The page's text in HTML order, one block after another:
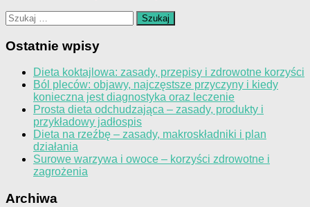
Szukaj:
Ostatnie wpisy
Dieta koktajlowa: zasady, przepisy i zdrowotne korzyści
Ból pleców: objawy, najczęstsze przyczyny i kiedy
konieczna jest diagnostyka oraz leczenie
Prosta dieta odchudzająca – zasady, produkty i
przykładowy jadłospis
Dieta na rzeźbę – zasady, makroskładniki i plan
działania
Surowe warzywa i owoce – korzyści zdrowotne i
zagrożenia
Archiwa